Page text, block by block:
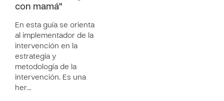
con mamá"
En esta guía se orienta
al implementador de la
intervención en la
estrategia y
metodología de la
intervención. Es una
her…